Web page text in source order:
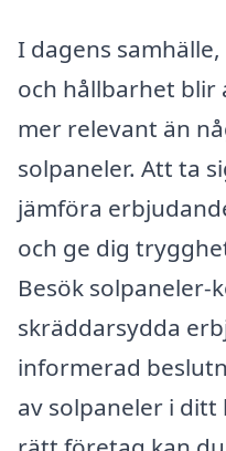
I dagens
och hållbarhet blir
mer relevant än
solpaneler. Att ta
jämföra
och ge dig
Besök solpaneler-
skräddarsydda
informerad
av solpaneler i ditt